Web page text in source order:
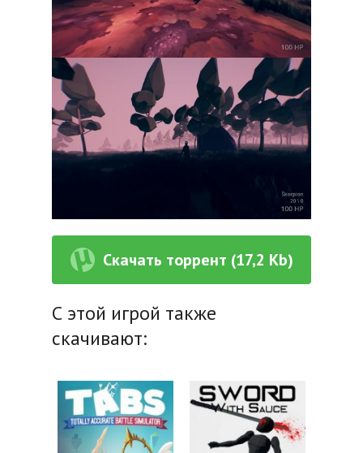
Скачать торрент (17,2 Kb)
С этой игрой также
скачивают: